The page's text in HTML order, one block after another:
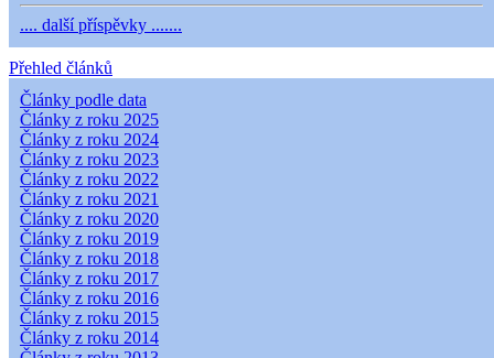
.... další příspěvky .......
Přehled článků
Články podle data
Články z roku 2025
Články z roku 2024
Články z roku 2023
Články z roku 2022
Články z roku 2021
Články z roku 2020
Články z roku 2019
Články z roku 2018
Články z roku 2017
Články z roku 2016
Články z roku 2015
Články z roku 2014